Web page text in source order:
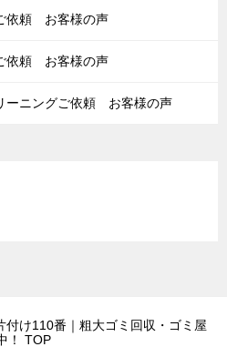
依頼 お客様の声
依頼 お客様の声
ーニングご依頼 お客様の声
付け110番｜粗大ゴミ回収・ゴミ屋
！
TOP